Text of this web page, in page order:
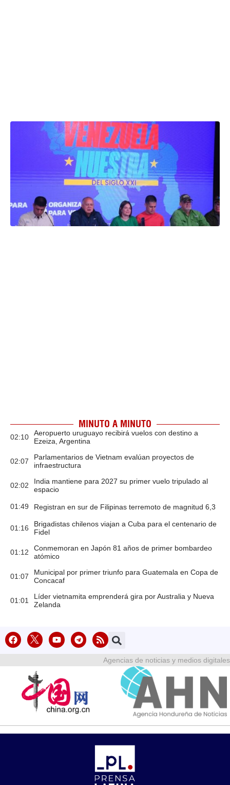
MINUTO A MINUTO
02:10
Aeropuerto uruguayo recibirá vuelos con destino a
Ezeiza, Argentina
02:07
Parlamentarios de Vietnam evalúan proyectos de
infraestructura
02:02
India mantiene para 2027 su primer vuelo tripulado al
espacio
01:49 Registran en sur de Filipinas terremoto de magnitud 6,3
01:16
Brigadistas chilenos viajan a Cuba para el centenario de
Fidel
01:12
Conmemoran en Japón 81 años de primer bombardeo
atómico
01:07
Municipal por primer triunfo para Guatemala en Copa de
Concacaf
01:01
Líder vietnamita emprenderá gira por Australia y Nueva
Zelanda
Agencias de noticias y medios digitales